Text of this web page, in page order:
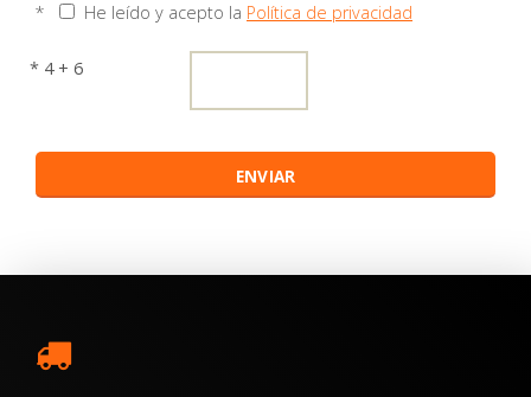
* He leído y acepto la Política de privacidad
* 4 + 6